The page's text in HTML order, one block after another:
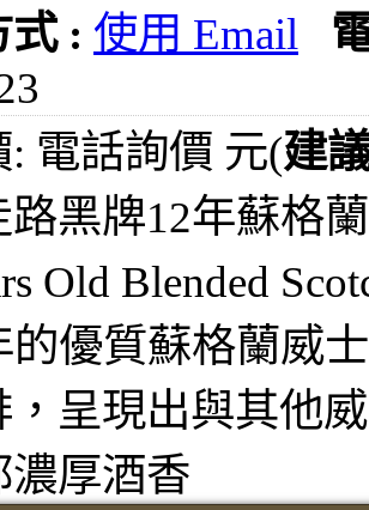
式 : 使用 Email
: 電話詢價 元(建
黑牌12年蘇格
Old Blended
的優質蘇格蘭威
，呈現出與其他
濃厚酒香